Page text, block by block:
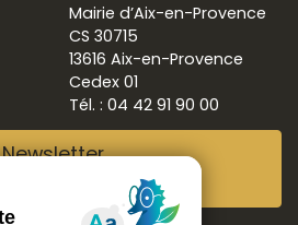
Mairie d’Aix-en-Provence
CS 30715
13616 Aix-en-Provence
Cedex 01
Tél. : 04 42 91 90 00
Newsletter